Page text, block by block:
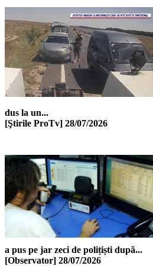
dus la un...
[Ştirile ProTv] 28/07/2026
a pus pe jar zeci de polițiști după...
[Observator] 28/07/2026